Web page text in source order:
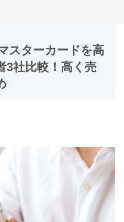
スターカードを高
3社比較！高く売